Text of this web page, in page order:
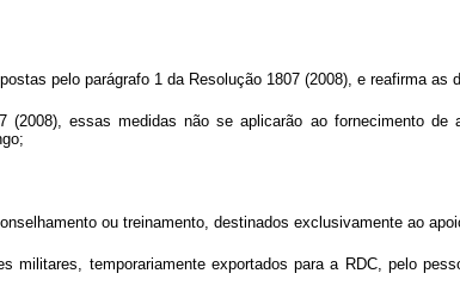
pelo parágrafo 1 da Resolução 1807 (2008), e reafirma as
essas medidas não se aplicarão ao fornecimento
ou treinamento, destinados exclusivamente ao
temporariamente exportados para a RDC, pelo